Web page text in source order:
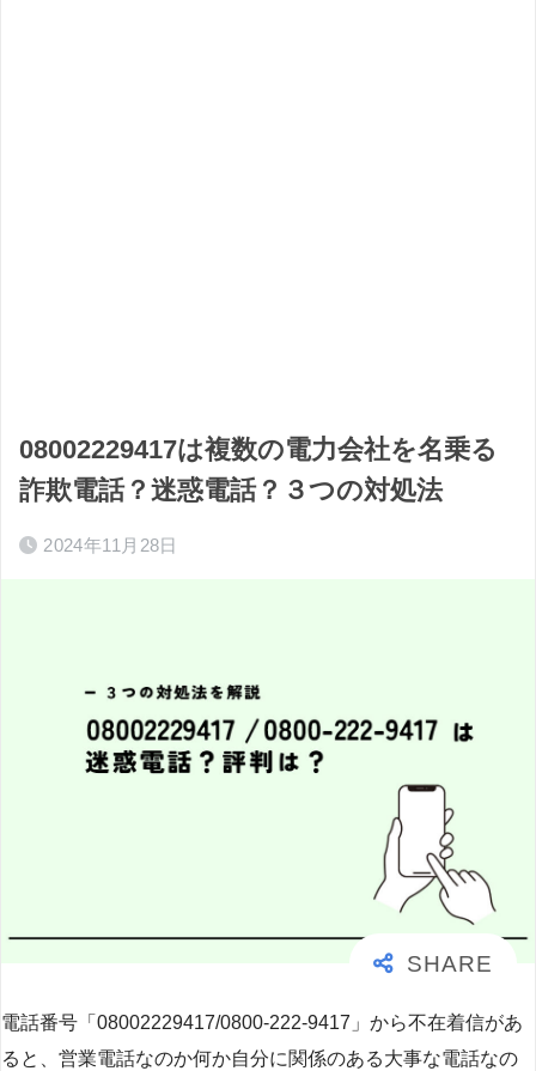
08002229417は複数の電力会社を名乗る
詐欺電話？迷惑電話？３つの対処法
2024年11月28日
電話番号「08002229417/0800-222-9417」から不在着信があ
ると、営業電話なのか何か自分に関係のある大事な電話なの